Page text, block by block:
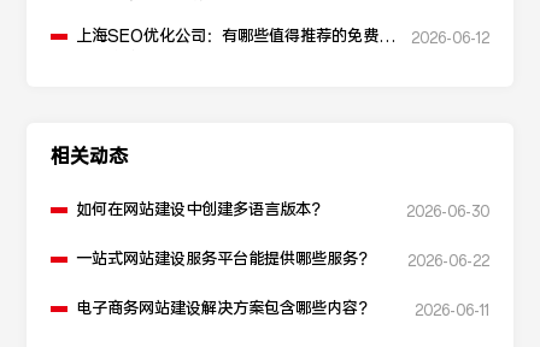
上海SEO优化公司：有哪些值得推荐的免费
2026-06-12
相关动态
如何在网站建设中创建多语言版本？ 2026-06-30
一站式网站建设服务平台能提供哪些服务？ 2026-06-22
电子商务网站建设解决方案包含哪些内容？ 2026-06-11